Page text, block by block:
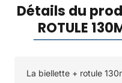
Détails du
ROTULE
La biellette + rotule